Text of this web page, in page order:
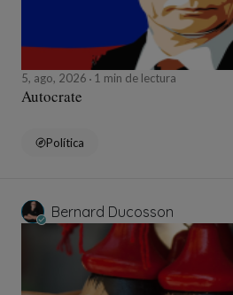
5, ago, 2026 1 min de lectura
Autocrate
Política
Bernard Ducosson